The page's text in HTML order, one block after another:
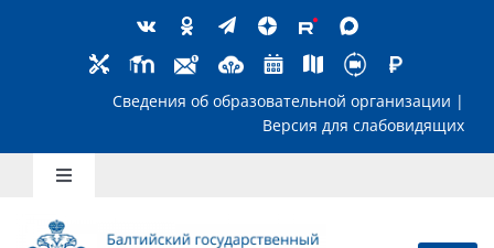
Сведения об образовательной
Toggle
Школьникам